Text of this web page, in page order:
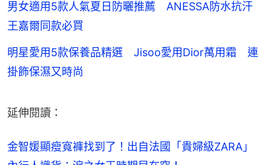
男女適用5款人氣夏日防曬推薦 ANESSA防水抗汗
王嘉爾同款必買
明星愛用5款保養品精選 Jisoo愛用Dior萬用霜 連
掛飾保濕又時尚
延伸閱讀：
金智媛顯瘦寬褲找到了！出自法國「貴婦級ZARA」